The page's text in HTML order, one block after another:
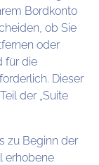
Bordkonto
ob Sie
oder
für die
Dieser
der „Suite
zu Beginn der
erhobene